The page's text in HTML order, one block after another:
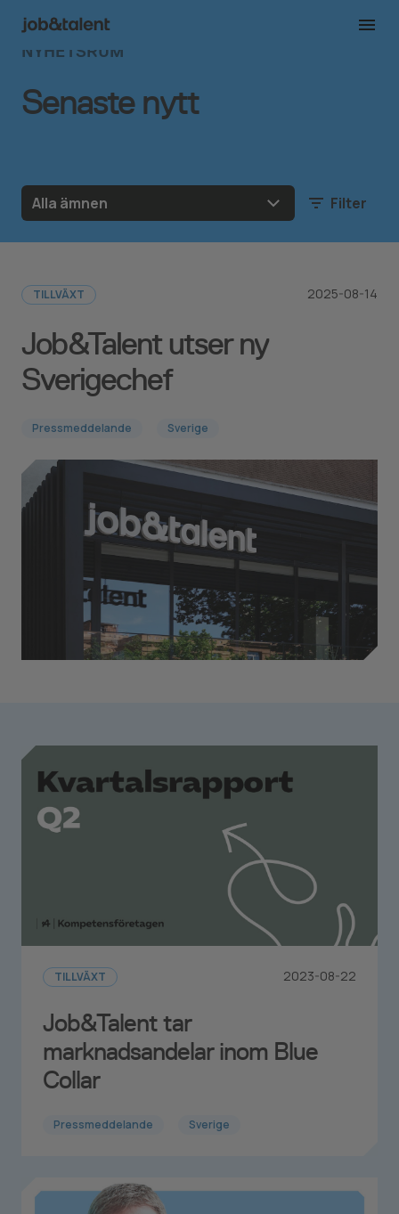
Senaste nytt
NYHETSRUM
Alla ämnen Filter
Job&Talent utser ny
Sverigechef
TILLVÄXT 2025-08-14
Pressmeddelande Sverige
Job&Talent tar
marknadsandelar inom Blue
Collar
TILLVÄXT 2023-08-22
Pressmeddelande Sverige